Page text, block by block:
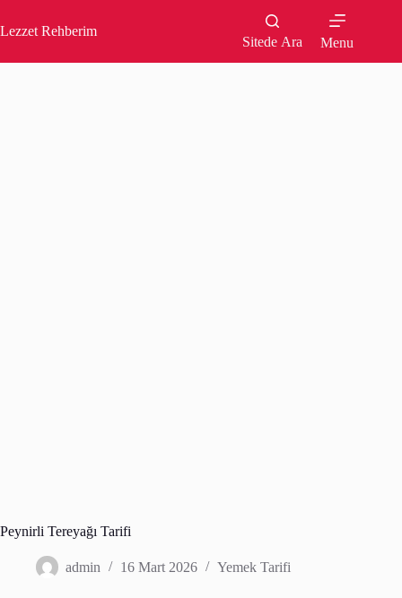
to
content
Lezzet Rehberim
Sitede Ara Menu
Peynirli Tereyağı Tarifi
admin 16 Mart 2026 Yemek Tarifi